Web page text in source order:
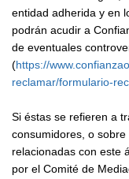
entidad adherida y en
podrán acudir a
de eventuales
(https://
reclamar/formulario-
Si éstas se refieren a
consumidores, o
relacionadas con este
por el Comité de